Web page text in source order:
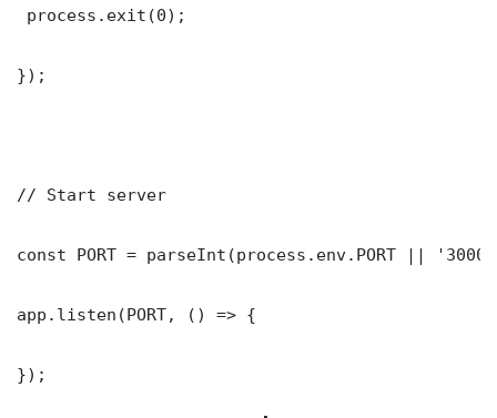
process.exit(0);
});
// Start server
const PORT = parseInt(process.env.PORT ||
app.listen(PORT, () => {
});